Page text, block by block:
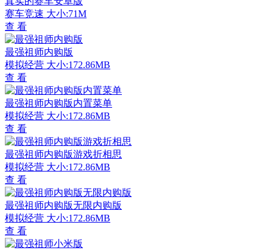
赛车竞速 大小:71M
查 看
最强祖师内购版
模拟经营 大小:172.86MB
查 看
最强祖师内购版内置菜单
模拟经营 大小:172.86MB
查 看
最强祖师内购版游戏折相思
模拟经营 大小:172.86MB
查 看
最强祖师内购版无限内购版
模拟经营 大小:172.86MB
查 看